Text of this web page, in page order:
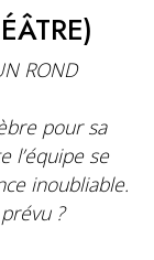
ROND
pour sa
l’équipe se
inoubliable.
?